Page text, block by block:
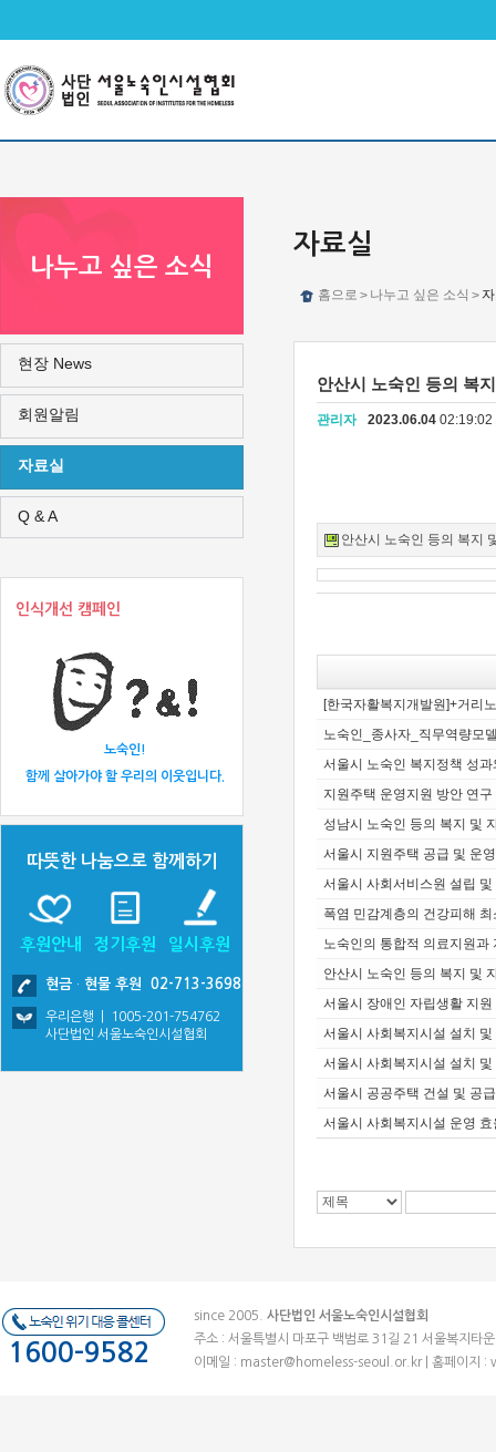
자료실
홈으로 > 나누고 싶은 소식 >
안산시 노숙인 등의 복
관리자 2023.06.04 02:19:02
안산시 노숙인 등의 복지
[한국자활복지개발원]+거리
노숙인_종사자_직무역량모
서울시 노숙인 복지정책 성
지원주택 운영지원 방안 연구
성남시 노숙인 등의 복지 및
서울시 지원주택 공급 및 운
서울시 사회서비스원 설립
폭염 민감계층의 건강피해
노숙인의 통합적 의료지원
안산시 노숙인 등의 복지 및
서울시 장애인 자립생활 지
서울시 사회복지시설 설치
서울시 사회복지시설 설치
서울시 공공주택 건설 및 공
서울시 사회복지시설 운영
나누고 싶은 소식
현장 News
회원알림
자료실
Q & A
인식개선 캠페인
노숙인!
함께 살아가야 할 우리의 이웃입니다.
따뜻한 나눔으로 함께하기
후원안내 정기후원 일시후원
현금 · 현물 후원 02-713-3698
우리은행 | 1005-201-754762
사단법인 서울노숙인시설협회
1600-9582
since 2005. 사단법인 서울노숙인시설협회
주소 : 서울특별시 마포구 백범로 31길 21 서울복지
이메일 : master@homeless-seoul.or.kr| 홈페이지 :